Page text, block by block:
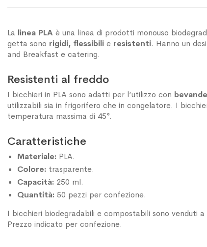
La linea PLA è una linea di prodotti monouso
getta sono rigidi, flessibili e resistenti. Hanno un
and Breakfast e catering.
Resistenti al freddo
I bicchieri in PLA sono adatti per l’utilizzo con
utilizzabili sia in frigorifero che in congelatore. I
temperatura massima di 45°.
Caratteristiche
Materiale: PLA.
Colore: trasparente.
Capacità: 250 ml.
Quantità: 50 pezzi per confezione.
I bicchieri biodegradabili e compostabili sono venduti
Prezzo indicato per confezione.